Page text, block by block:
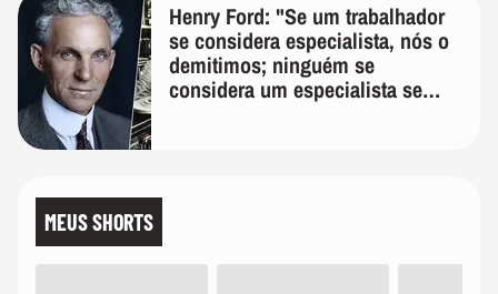
Henry Ford: "Se um trabalhador
se considera especialista, nós o
demitimos; ninguém se
considera um especialista se
MEUS SHORTS